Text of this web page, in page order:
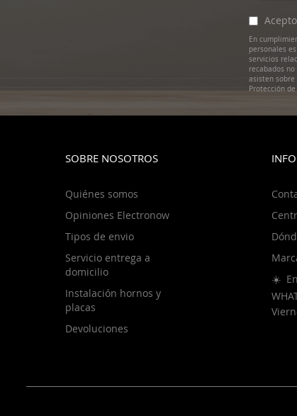
boletín
de
noticias:
En
personales
servicios
recabados
asisten
Protección
SOBRE NOSOTROS
Quiénes somos
Opiniones Electronow
Tipos de envio
Servicio entrega a
domicilio
Instalación hornos y
placas
Devoluciones
☀️ En